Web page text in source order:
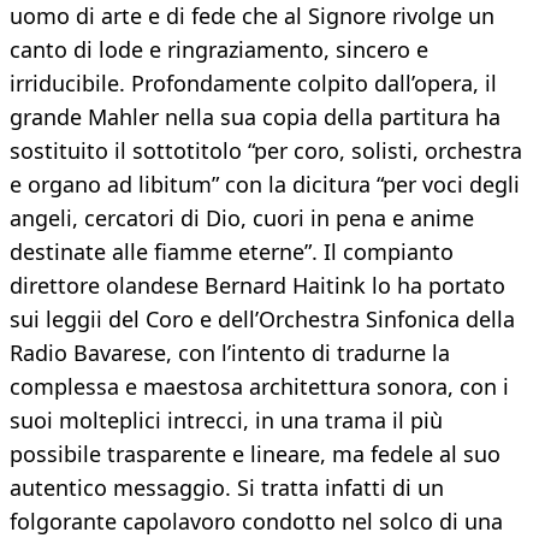
uomo di arte e di fede che al Signore rivolge un
canto di lode e ringraziamento, sincero e
irriducibile. Profondamente colpito dall’opera, il
grande Mahler nella sua copia della partitura ha
sostituito il sottotitolo “per coro, solisti, orchestra
e organo ad libitum” con la dicitura “per voci degli
angeli, cercatori di Dio, cuori in pena e anime
destinate alle fiamme eterne”. Il compianto
direttore olandese Bernard Haitink lo ha portato
sui leggii del Coro e dell’Orchestra Sinfonica della
Radio Bavarese, con l’intento di tradurne la
complessa e maestosa architettura sonora, con i
suoi molteplici intrecci, in una trama il più
possibile trasparente e lineare, ma fedele al suo
autentico messaggio. Si tratta infatti di un
folgorante capolavoro condotto nel solco di una